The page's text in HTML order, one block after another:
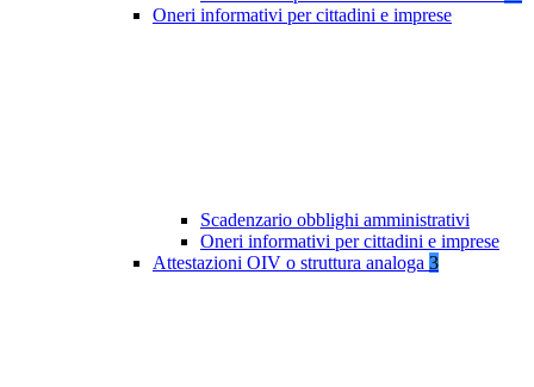
Oneri informativi per cittadini e imprese
Scadenzario obblighi amministrativi
Oneri informativi per cittadini e imprese
Attestazioni OIV o struttura analoga 3